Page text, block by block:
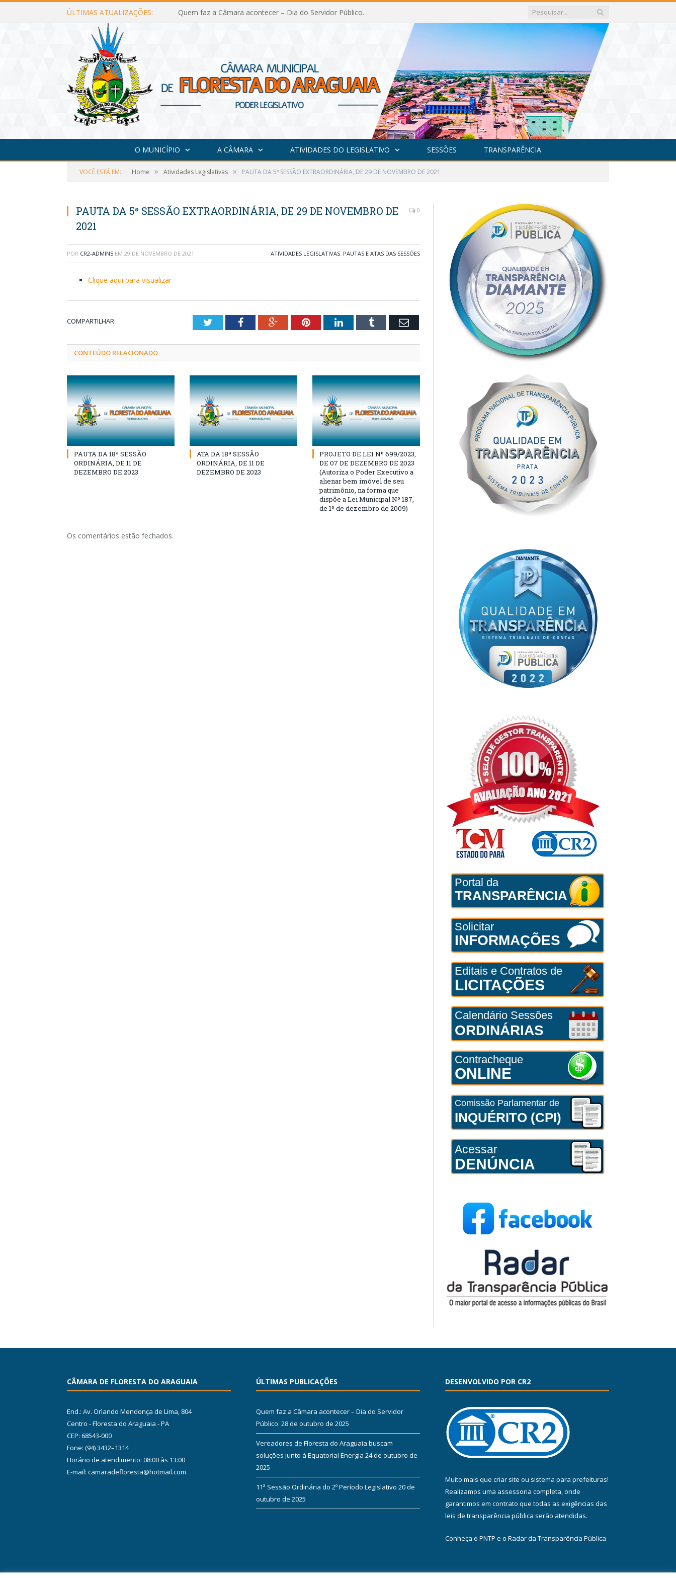
ÚLTIMAS ATUALIZAÇÕES: Quem faz a Câmara acontecer – Dia do Servidor Público.
O MUNICÍPIO A CÂMARA ATIVIDADES DO LEGISLATIVO SESSÕES TRANSPARÊNCIA
VOCÊ ESTÁ EM: Home » Atividades Legislativas » PAUTA DA 5ª SESSÃO EXTRAORDINÁRIA, DE 29 DE NOVEMBRO DE 2021
PAUTA DA 5ª SESSÃO EXTRAORDINÁRIA, DE 29 DE NOVEMBRO DE
2021
0
POR CR2-ADMIN5 EM 29 DE NOVEMBRO DE 2021 ATIVIDADES LEGISLATIVAS, PAUTAS E ATAS DAS SESSÕES
Clique aqui para visualizar
COMPARTILHAR: TwitterFacebookGoogle+PinterestLinkedInTumblr Email
CONTEÚDO RELACIONADO
PAUTA DA 18ª SESSÃO
ORDINÁRIA, DE 11 DE
DEZEMBRO DE 2023
ATA DA 18ª SESSÃO
ORDINÁRIA, DE 11 DE
DEZEMBRO DE 2023
PROJETO DE LEI Nº 699/2023,
DE 07 DE DEZEMBRO DE 2023
(Autoriza o Poder Executivo a
alienar bem imóvel de seu
patrimônio, na forma que
dispõe a Lei Municipal Nº 187,
de 1º de dezembro de 2009)
Os comentários estão fechados.
Portal da
TRANSPARÊNCIA
Solicitar
INFORMAÇÕES
Editais e Contratos de
LICITAÇÕES
Calendário Sessões
ORDINÁRIAS
Contracheque
ONLINE
Comissão Parlamentar de
INQUÉRITO (CPI)
Acessar
DENÚNCIA
CÂMARA DE FLORESTA DO ARAGUAIA
End.: Av. Orlando Mendonça de Lima, 804
Centro - Floresta do Araguaia - PA
CEP: 68543-000
Fone: (94) 3432–1314
Horário de atendimento: 08:00 às 13:00
E-mail: camaradefloresta@hotmail.com
ÚLTIMAS PUBLICAÇÕES
Quem faz a Câmara acontecer – Dia do Servidor
Público. 28 de outubro de 2025
Vereadores de Floresta do Araguaia buscam
soluções junto à Equatorial Energia 24 de outubro de
2025
11ª Sessão Ordinária do 2º Período Legislativo 20 de
outubro de 2025
DESENVOLVIDO POR CR2
Muito mais que criar site ou sistema para prefeituras!
Realizamos uma assessoria completa, onde
garantimos em contrato que todas as exigências das
leis de transparência pública serão atendidas.
Conheça o PNTP e o Radar da Transparência Pública